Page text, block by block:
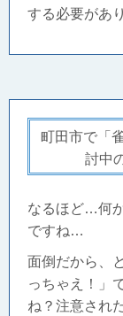
する必要があ
町田市で「
討中
なるほど…何
ですね…
面倒だから、
っちゃえ！」
ね？注意され